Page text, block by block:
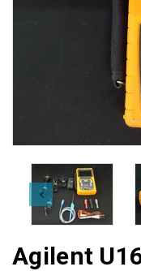
Agilent